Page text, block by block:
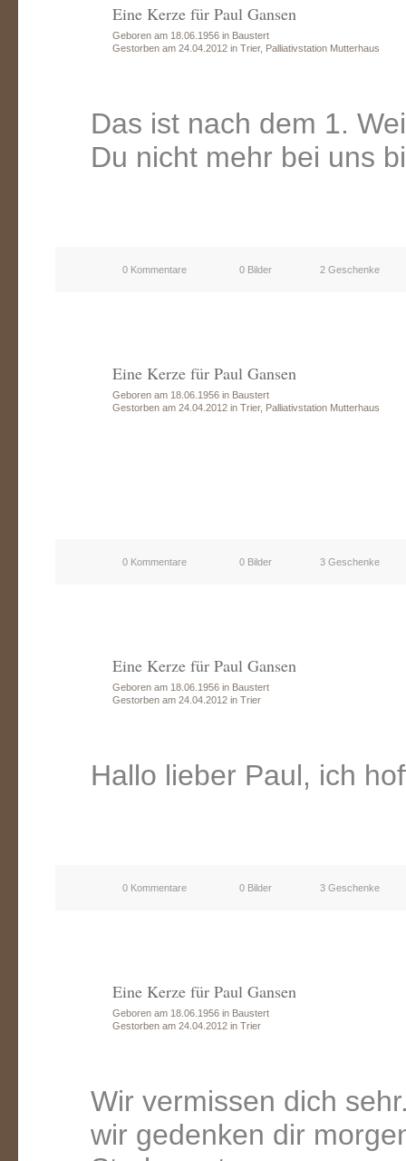
Eine Kerze für Paul Gansen
Geboren am 18.06.1956 in Baustert
Gestorben am 24.04.2012 in Trier, Palliativstation Mutterhaus
Das ist nach dem 1.
Du nicht mehr bei uns
0 Kommentare 0 Bilder 2 Geschenke
Eine Kerze für Paul Gansen
Geboren am 18.06.1956 in Baustert
Gestorben am 24.04.2012 in Trier, Palliativstation Mutterhaus
0 Kommentare 0 Bilder 3 Geschenke
Eine Kerze für Paul Gansen
Geboren am 18.06.1956 in Baustert
Gestorben am 24.04.2012 in Trier
Hallo lieber Paul, ich
0 Kommentare 0 Bilder 3 Geschenke
Eine Kerze für Paul Gansen
Geboren am 18.06.1956 in Baustert
Gestorben am 24.04.2012 in Trier
Wir vermissen dich
wir gedenken dir